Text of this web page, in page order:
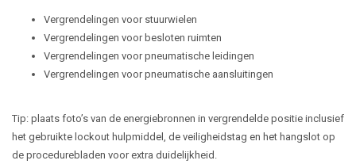
Vergrendelingen voor stuurwielen
Vergrendelingen voor besloten ruimten
Vergrendelingen voor pneumatische leidingen
Vergrendelingen voor pneumatische aansluitingen
Tip: plaats foto’s van de energiebronnen in vergrendelde positie inclusief
het gebruikte lockout hulpmiddel, de veiligheidstag en het hangslot op
de procedurebladen voor extra duidelijkheid.